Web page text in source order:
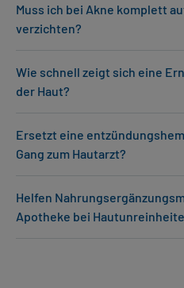
Muss ich bei Akne komplett
verzichten?
Wie schnell zeigt sich eine
der Haut?
Ersetzt eine
Gang zum Hautarzt?
Helfen
Apotheke bei